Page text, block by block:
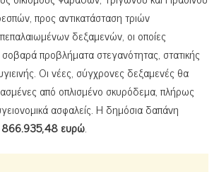
προς αντικατάσταση τριών
δεξαμενών, οι οποίες
προβλήματα στεγανότητας, στατικής
Οι νέες, σύγχρονες δεξαμενές θα
από οπλισμένο σκυρόδεμα, πλήρως
ασφαλείς. Η δημόσια δαπάνη
866.935,48 ευρώ.